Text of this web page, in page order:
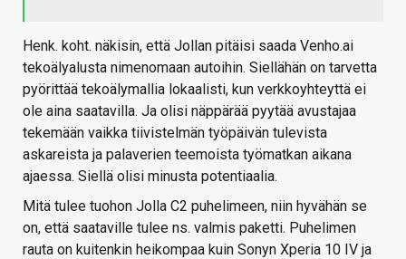
Henk. koht. näkisin, että Jollan pitäisi saada Venho.ai
tekoälyalusta nimenomaan autoihin. Siellähän on tarvetta
pyörittää tekoälymallia lokaalisti, kun verkkoyhteyttä ei
ole aina saatavilla. Ja olisi näppärää pyytää avustajaa
tekemään vaikka tiivistelmän työpäivän tulevista
askareista ja palaverien teemoista työmatkan aikana
ajaessa. Siellä olisi minusta potentiaalia.
Mitä tulee tuohon Jolla C2 puhelimeen, niin hyvähän se
on, että saataville tulee ns. valmis paketti. Puhelimen
rauta on kuitenkin heikompaa kuin Sonyn Xperia 10 IV ja